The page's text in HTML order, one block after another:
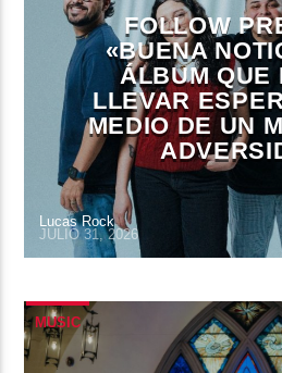
FOLLOW
«BUENA
ÁLBUM QUE
LLEVAR
MEDIO DE UN
Lucas Rock
JULIO 31, 2026
MUSIC